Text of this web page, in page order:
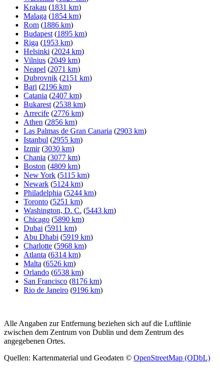
Krakau (1831 km)
Malaga (1854 km)
Rom (1886 km)
Budapest (1895 km)
Riga (1953 km)
Helsinki (2024 km)
Vilnius (2049 km)
Neapel (2071 km)
Dubrovnik (2151 km)
Bari (2196 km)
Catania (2407 km)
Bukarest (2538 km)
Arrecife (2776 km)
Athen (2856 km)
Las Palmas de Gran Canaria (2903 km)
Istanbul (2955 km)
Izmir(3030 km)
Chania (3077 km)
Boston (4809 km)
New York (5115 km)
Newark (5124 km)
Philadelphia (5244 km)
Toronto (5251 km)
Washington, D. C. (5443 km)
Chicago (5890 km)
Dubai (5911 km)
Abu Dhabi (5919 km)
Charlotte (5968 km)
Atlanta (6314 km)
Malta (6526 km)
Orlando (6538 km)
San Francisco (8176 km)
Rio de Janeiro (9196 km)
Alle Angaben zur Entfernung beziehen sich auf die Luftlinie
zwischen dem Zentrum von Dublin und dem Zentrum des
angegebenen Ortes.
Quellen: Kartenmaterial und Geodaten © OpenStreetMap (ODbL)